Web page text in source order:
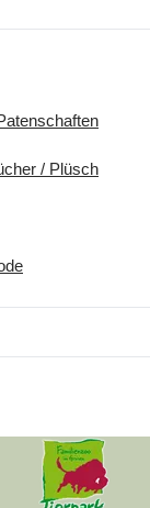
/ Plüsch